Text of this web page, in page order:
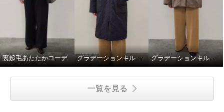
裏起毛あたたかコーデ グラデーションキルトロングコート グラデーションキルトミドル丈コート
一覧を見る